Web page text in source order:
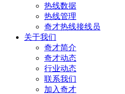
热线数据
热线管理
奇才热线接线员
关于我们
奇才简介
奇才动态
行业动态
联系我们
加入奇才